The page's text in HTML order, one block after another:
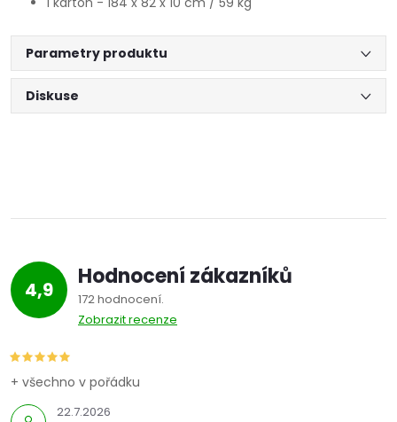
Parametry produktu
Diskuse
4,9 Hodnocení zákazníků
172 hodnocení
Zobrazit recenze
22.7.2026
+ všechno v pořádku